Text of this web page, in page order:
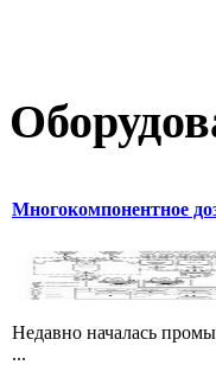
Многокомпонентное
Недавно началась
...